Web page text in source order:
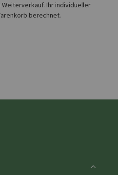
Weiterverkauf. Ihr individueller
berechnet.